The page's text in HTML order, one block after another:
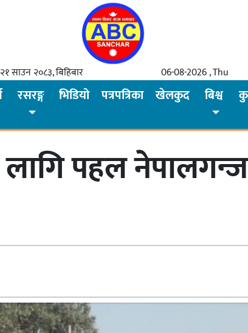
२१ साउन २०८३, बिहिबार 06-08-2026 , Thu
रसरङ्ग भिडियो पत्रपत्रिका खेलकुद बिश्व
पहल